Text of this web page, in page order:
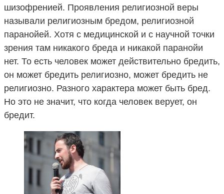
шизофренией. Проявления религиозной веры
называли религиозным бредом, религиозной
паранойей. Хотя с медицинской и с научной точки
зрения там никакого бреда и никакой паранойи
нет. То есть человек может действительно бредить,
он может бредить религиозно, может бредить не
религиозно. Разного характера может быть бред.
Но это не значит, что когда человек верует, он
бредит.